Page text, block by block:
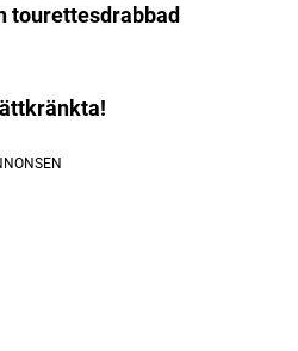
tourettesdrabbad